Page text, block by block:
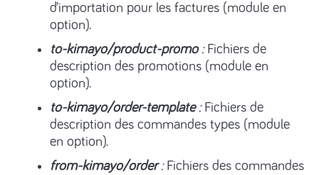
d’importation pour les factures (module en
option).
to-kimayo/product-promo:Fichiers de
description des promotions (module en
option).
to-kimayo/order-template:Fichiers de
description des commandes types (module
en option).
from-kimayo/order:Fichiers des commandes